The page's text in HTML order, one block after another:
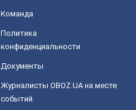
Команда
Политика
конфиденциальности
Документы
Журналисты OBOZ.UA на месте
событий